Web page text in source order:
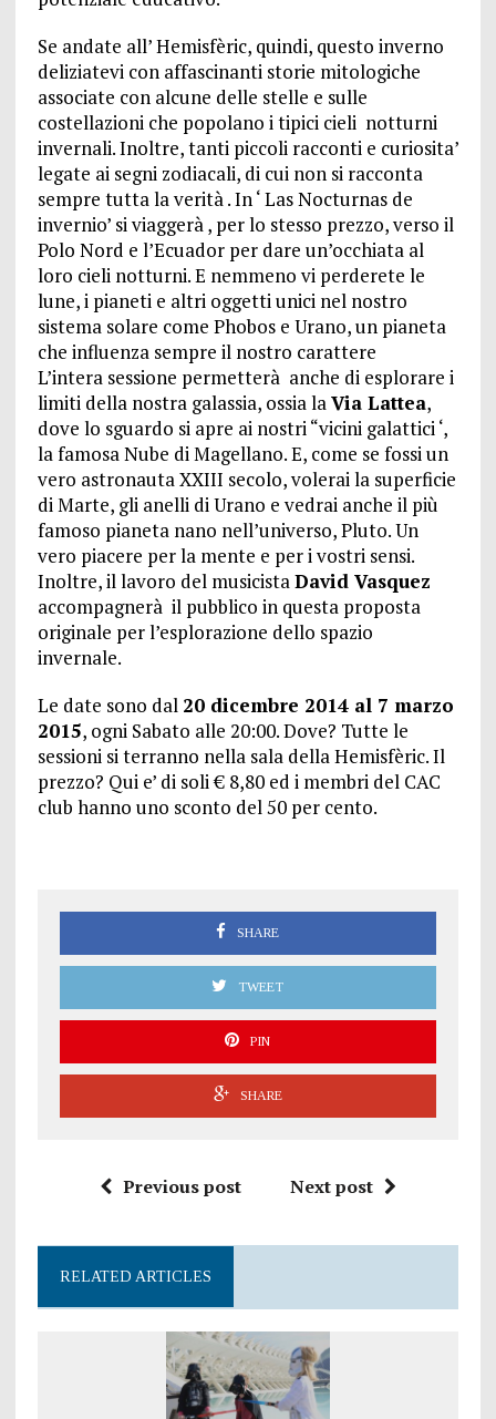
Se andate all’ Hemisfèric, quindi, questo inverno
deliziatevi con affascinanti storie mitologiche
associate con alcune delle stelle e sulle
costellazioni che popolano i tipici cieli notturni
invernali. Inoltre, tanti piccoli racconti e curiosita’
legate ai segni zodiacali, di cui non si racconta
sempre tutta la verità . In ‘ Las Nocturnas de
invernio’ si viaggerà , per lo stesso prezzo, verso il
Polo Nord e l’Ecuador per dare un’occhiata al
loro cieli notturni. E nemmeno vi perderete le
lune, i pianeti e altri oggetti unici nel nostro
sistema solare come Phobos e Urano, un pianeta
che influenza sempre il nostro carattere
L’intera sessione permetterà anche di esplorare i
limiti della nostra galassia, ossia laVia Lattea,
dove lo sguardo si apre ai nostri “vicini galattici ‘,
la famosa Nube di Magellano. E, come se fossi un
vero astronauta XXIII secolo, volerai la superficie
di Marte, gli anelli di Urano e vedrai anche il più
famoso pianeta nano nell’universo, Pluto. Un
vero piacere per la mente e per i vostri sensi.
Inoltre, il lavoro del musicistaDavid Vasquez
accompagnerà il pubblico in questa proposta
originale per l’esplorazione dello spazio
invernale.
Le date sono dal 20 dicembre 2014 al 7 marzo
2015, ogni Sabato alle 20:00. Dove? Tutte le
sessioni si terranno nella sala della Hemisfèric. Il
prezzo? Qui e’ di soli € 8,80 ed i membri del CAC
club hanno uno sconto del 50 per cento.
SHARE
TWEET
PIN
SHARE
Previous post Next post
RELATED ARTICLES